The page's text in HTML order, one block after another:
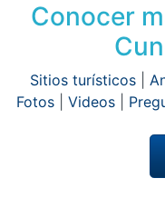
Conocer
Sitios turísticos|
Fotos| Videos|